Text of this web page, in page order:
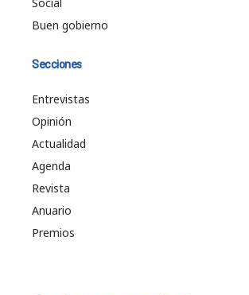
Buen gobierno
Secciones
Entrevistas
Opinión
Actualidad
Agenda
Revista
Anuario
Premios